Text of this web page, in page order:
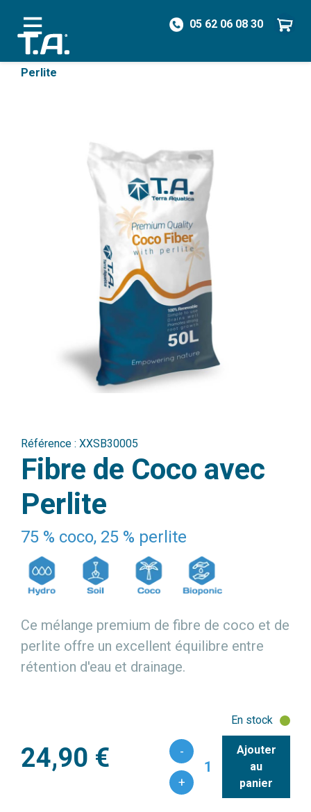
05 62 06 08 30
/ Hydroponie
Perlite
Référence : XXSB30005
Fibre de Coco avec
Perlite
75 % coco, 25 % perlite
Ce mélange premium de fibre de coco et de
perlite offre un excellent équilibre entre
rétention d'eau et drainage.
24,90 €
En stock
Ajouter
au
panier
-
+
1